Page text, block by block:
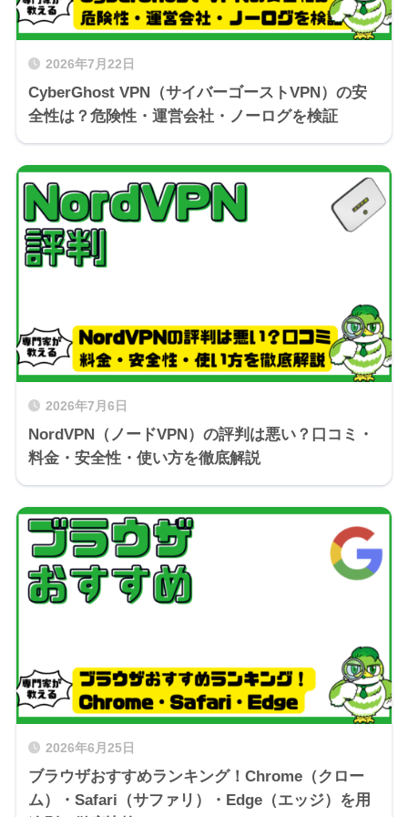
2026年7月22日
CyberGhost VPN（サイバーゴーストVPN）の安
全性は？危険性・運営会社・ノーログを検証
2026年7月6日
NordVPN（ノードVPN）の評判は悪い？口コミ・
料金・安全性・使い方を徹底解説
2026年6月25日
ブラウザおすすめランキング！Chrome（クロー
ム）・Safari（サファリ）・Edge（エッジ）を用